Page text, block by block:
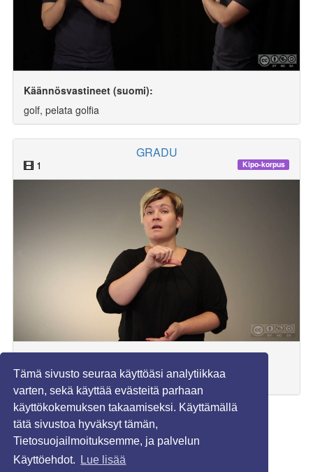
Tämä sivusto seuraa käyttöäsi analytiikkaa
varten, sekä käyttää evästeitä parhaan
käyttökokemuksen takaamiseksi. Käyttämällä
tätä sivustoa hyväksyt tämän,
Tietosuojailmoituksemme, ja palvelun
Käyttöehdot.
Lue lisää
Käännösvastineet (suomi):
golf, pelata golfia
GRADU
1 Kipo-korpus
pro gradu -tutkielma, pro gradu, gradu
1 2 »